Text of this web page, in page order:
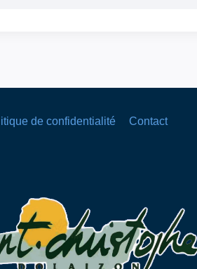
de confidentialité Contact